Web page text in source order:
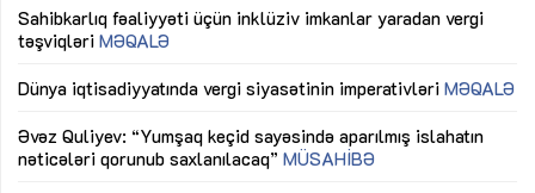
Sahibkarlıq fəaliyyəti üçün inklüziv imkanlar yaradan vergi
təşviqləri MƏQALƏ
Dünya iqtisadiyyatında vergi siyasətinin imperativləri MƏQALƏ
Əvəz Quliyev: “Yumşaq keçid sayəsində aparılmış islahatın
nəticələri qorunub saxlanılacaq” MÜSAHİBƏ